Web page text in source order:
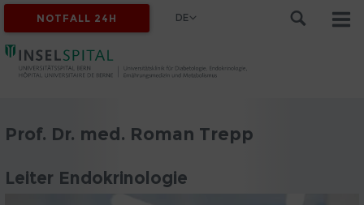
NOTFALL 24H DE
Prof. Dr. med. Roman Trepp
Leiter Endokrinologie